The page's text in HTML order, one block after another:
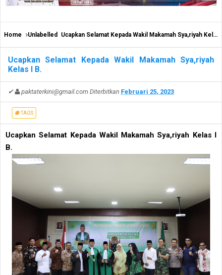
Home Unlabelled Ucapkan Selamat Kepada Wakil Makamah Sya,riyah Kelas I B.
Ucapkan Selamat Kepada Wakil Makamah Sya,riyah
Kelas I B.
✔ paktaterkini@gmail.com Diterbitkan Februari 25, 2023
TAGS
Ucapkan Selamat Kepada Wakil Makamah Sya,riyah Kelas I
B.